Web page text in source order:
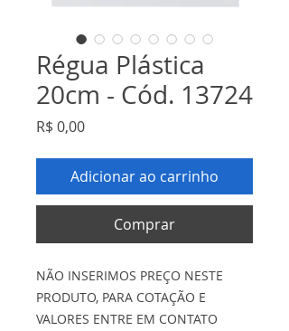
Régua Plástica
20cm - Cód. 13724
R$ 0,00Preço
Adicionar ao carrinho
Comprar
NÃO INSERIMOS PREÇO NESTE
PRODUTO, PARA COTAÇÃO E
VALORES ENTRE EM CONTATO